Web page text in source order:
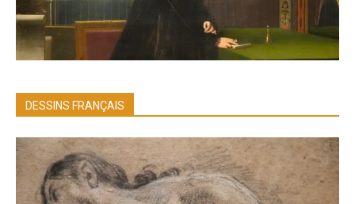
DESSINS FRANÇAIS